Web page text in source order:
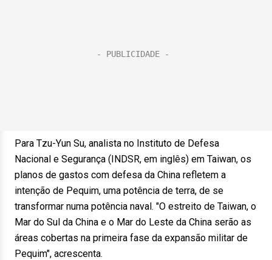
Para Tzu-Yun Su, analista no Instituto de Defesa
Nacional e Segurança (INDSR, em inglês) em Taiwan, os
planos de gastos com defesa da China refletem a
intenção de Pequim, uma potência de terra, de se
transformar numa potência naval. "O estreito de Taiwan, o
Mar do Sul da China e o Mar do Leste da China serão as
áreas cobertas na primeira fase da expansão militar de
Pequim", acrescenta.